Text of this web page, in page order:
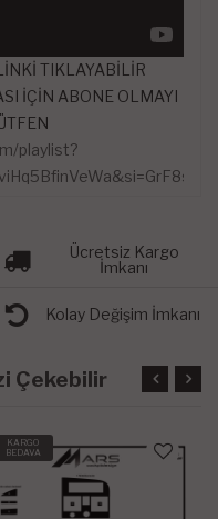
TIKLAYABİLİR
İÇİN ABONE OLMAYI
playlist?
Ücretsiz Kargo
İmkanı
Kolay Değişim İmkanı
Çekebilir
KARGO
BEDAVA